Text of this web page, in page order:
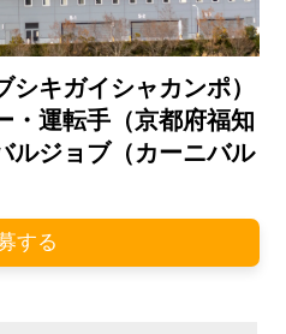
キガイシャカンポ）
・運転手（京都府福知
ルジョブ（カーニバル
する